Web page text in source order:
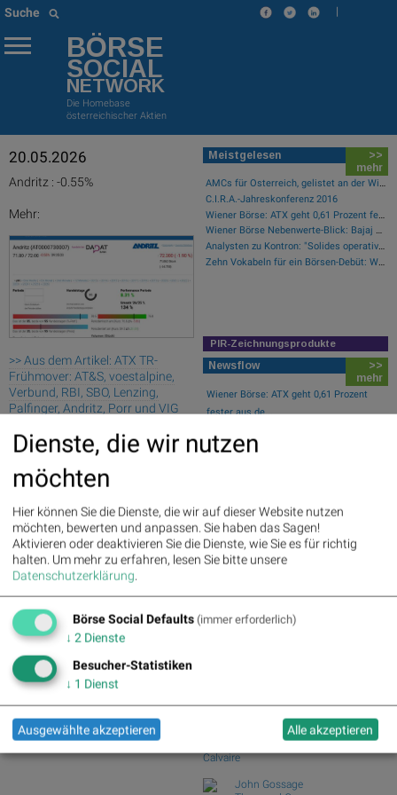
Suche |
BÖRSE
SOCIAL
NETWORK
Die Homebase
österreichischer Aktien
20.05.2026
Andritz : -0.55%
Mehr:
>> Aus dem Artikel: ATX TR-
Frühmover: AT&S, voestalpine,
Verbund, RBI, SBO, Lenzing,
Palfinger, Andritz, Porr und VIG
Deutsche Telekom : 5.63% »
Details
Henkel : 3.89%
Zalando : 2.86%
» Details
Fresenius : 1.71%» Details
Hochtief : -0.71%» Details
Rheinmetall : -0.85%» Details
Siemens : -5.11%» Details
Siemens Energy : -1.19%»
Details
Scout24 : -6.12%
Meistgelesen
>>
mehr
AMCs für Österreich, gelistet an der Wiener Börse
C.I.R.A.-Jahreskonferenz 2016
Wiener Börse: ATX geht 0,61 Prozent fester aus der Donnerstag-Sitzung
Wiener Börse Nebenwerte-Blick: Bajaj Mobility steigt bei hohen Umsätzen mehr als 10 Prozent
Analysten zu Kontron: "Solides operatives 1. Halbjahr"
Zehn Vokabeln für ein Börsen-Debüt: Wie Asta sein Geschäftsmodell erklärt (Podcast)
PIR-Zeichnungsprodukte
Newsflow
>>
mehr
Wiener Börse: ATX geht 0,61 Prozent
fester aus de...
Mobility ste...
Biotech, Kapsch ...
Wie VIG, AT&S, Lenzing, CA Immo,
Wienerberger und...
Börse Social Club Board
Yusuf Sevinçli
Galerist & Galerie Filles du
Calvaire
John Gossage
Dienste, die wir nutzen
möchten
Hier können Sie die Dienste, die wir auf dieser Website nutzen
möchten, bewerten und anpassen. Sie haben das Sagen!
Aktivieren oder deaktivieren Sie die Dienste, wie Sie es für richtig
halten. Um mehr zu erfahren, lesen Sie bitte unsere
Datenschutzerklärung.
Börse Social Defaults (immer erforderlich)
↓ 2 Dienste
Besucher-Statistiken
↓ 1 Dienst
Ausgewählte akzeptieren Alle akzeptieren